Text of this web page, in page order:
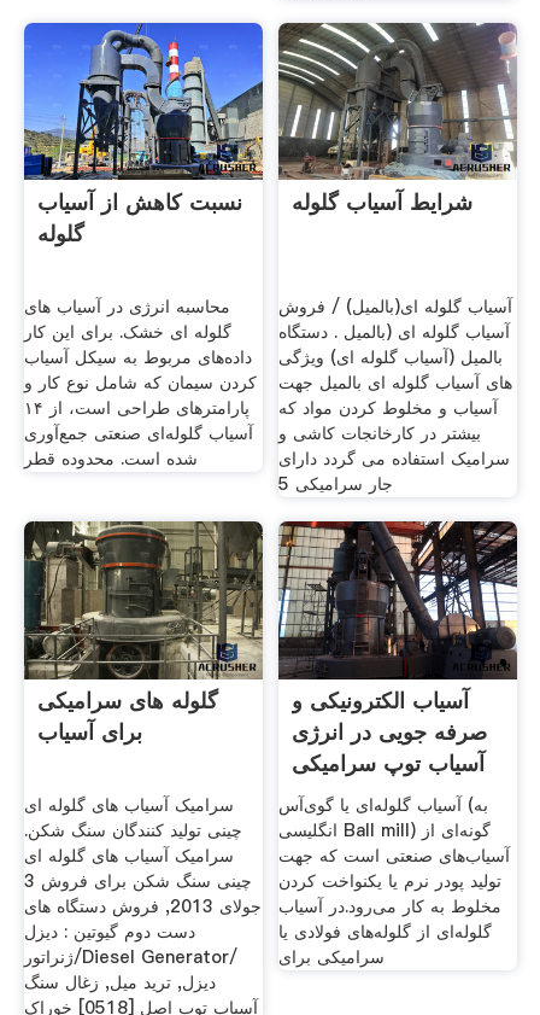
نسبت کاهش از آسیاب
گلوله
محاسبه انرژی در آسیاب های
گلوله ای خشک. برای این کار
داده‌های مربوط به سیکل آسیاب
کردن سیمان که شامل نوع کار و
پارامترهای طراحی است، از ۱۴
آسیاب گلوله‌ای صنعتی جمع‌آوری
شده است. محدوده قطر
شرایط آسیاب گلوله
آسیاب گلوله ای(بالمیل) / فروش
آسیاب گلوله ای (بالمیل . دستگاه
بالمیل (آسیاب گلوله ای) ویژگی
های آسیاب گلوله ای بالمیل جهت
آسیاب و مخلوط کردن مواد که
بیشتر در کارخانجات کاشی و
سرامیک استفاده می گردد دارای
جار سرامیکی 5
گلوله های سرامیکی
برای آسیاب
سرامیک آسیاب های گلوله ای
چینی تولید کنندگان سنگ شکن.
سرامیک آسیاب های گلوله ای
چینی سنگ شکن برای فروش 3
جولای 2013, فروش دستگاه های
دست دوم گیوتین : دیزل
ژنراتور/Diesel Generator/
دیزل, ترید میل, زغال سنگ
آسیاب توپ اصل [0518] خوراک
آسیاب الکترونیکی و
صرفه جویی در انرژی
آسیاب توپ سرامیکی
آسیاب گلوله‌ای یا گوی‌آس (به
انگلیسی Ball mill) گونه‌ای از
آسیاب‌های صنعتی است که جهت
تولید پودر نرم یا یکنواخت کردن
مخلوط به کار می‌رود.در آسیاب
گلوله‌ای از گلوله‌های فولادی یا
سرامیکی برای